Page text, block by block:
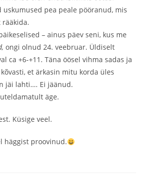
pea peale pööranud, mis
– ainus päev seni, kus me
ongi olnud 24. veebruar. Üldiselt
ca +6-+11. Täna öösel vihma sadas ja
et ärkasin mitu korda üles
jäi lahti…. Ei jäänud.
äge.
Küsige veel.
häggist proovinud.